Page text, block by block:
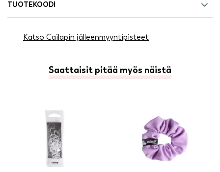
TUOTEKOODI
Katso Cailapin jälleenmyyntipisteet
Saattaisit pitää myös näistä